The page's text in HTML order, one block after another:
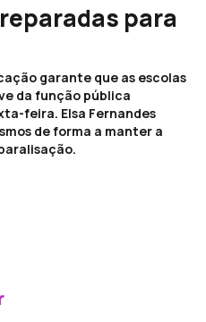
para
garante que as escolas
da função pública
feira. Elsa Fernandes
de forma a manter a